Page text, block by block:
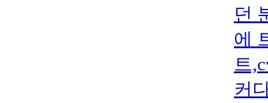
던
에
트
커